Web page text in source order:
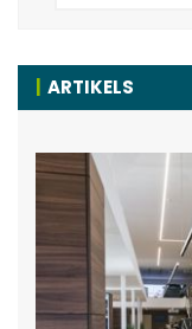
ARTIKELS